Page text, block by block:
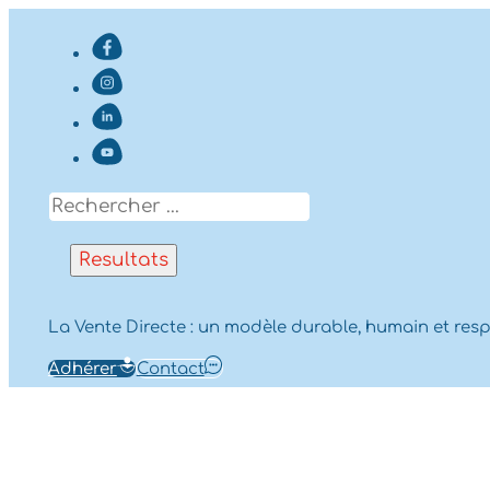
Search
Resultats
La Vente Directe : un modèle durable, humain et
Adhérer Contact